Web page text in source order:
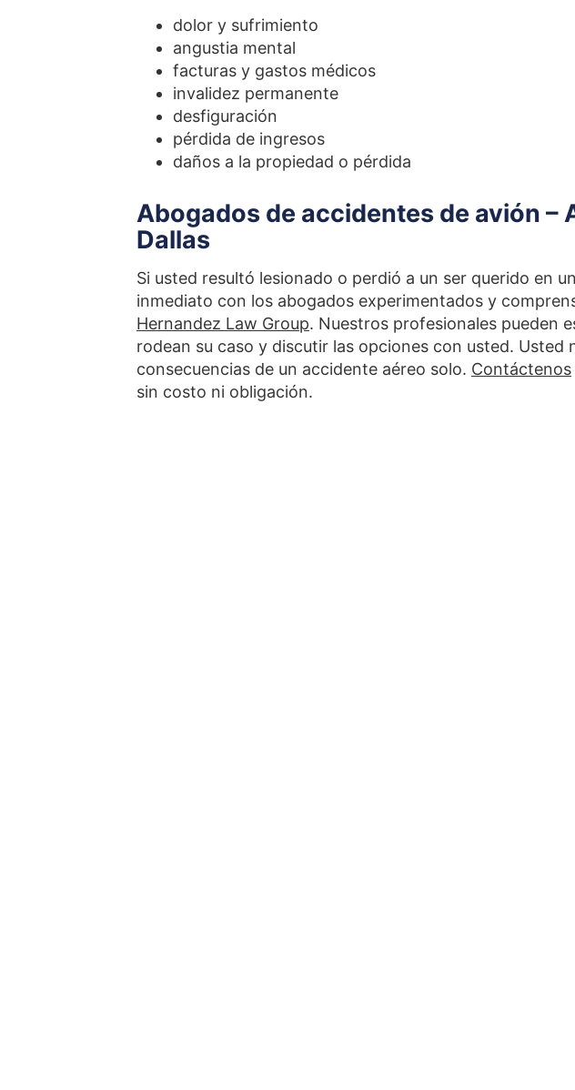
dolor y sufrimiento
angustia mental
facturas y gastos médicos
invalidez permanente
desfiguración
pérdida de ingresos
daños a la propiedad o pérdida
Abogados de accidentes de avión –
Dallas
Si usted resultó lesionado o perdió a un ser querido en
inmediato con los abogados experimentados y
Hernandez Law Group. Nuestros profesionales pueden
rodean su caso y discutir las opciones con usted. Usted
consecuencias de un accidente aéreo solo. Contáctenos
sin costo ni obligación.